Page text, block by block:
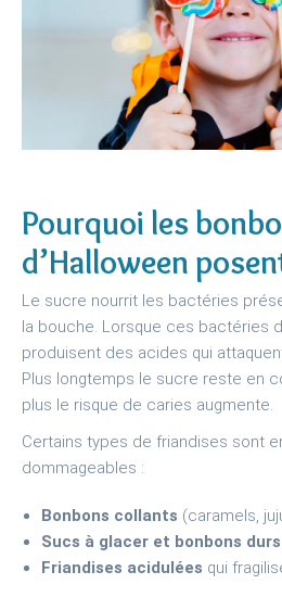
Pourquoi les
d’Halloween
Le sucre nourrit les bactéries
la bouche. Lorsque ces bactéries
produisent des acides qui
Plus longtemps le sucre reste en
plus le risque de caries augmente.
Certains types de friandises sont
dommageables :
Bonbons collants (caramels,
Sucs à glacer et bonbons durs
Friandises acidulées qui